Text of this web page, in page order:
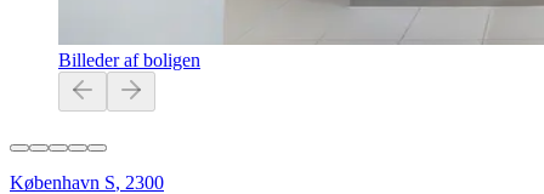
Billeder af boligen
København S, 2300